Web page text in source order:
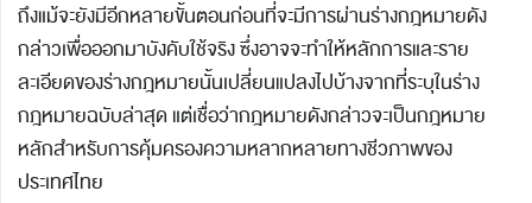
ถึงแม้จะยังมีอีกหลายขั้นตอนก่อนที่จะมีการผ่านร่างกฎหมายดัง
กล่าวเพื่อออกมาบังคับใช้จริง ซึ่งอาจจะทำให้หลักการและราย
ละเอียดของร่างกฎหมายนั้นเปลี่ยนแปลงไปบ้างจากที่ระบุในร่าง
กฎหมายฉบับล่าสุด แต่เชื่อว่ากฎหมายดังกล่าวจะเป็นกฎหมาย
หลักสำหรับการคุ้มครองความหลากหลายทางชีวภาพของ
ประเทศไทย